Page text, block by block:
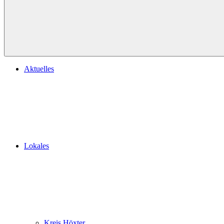
Aktuelles
Lokales